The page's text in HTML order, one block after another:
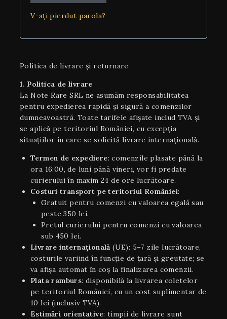
V-ați pierdut parola?
Politica de livrare și returnare
1. Politica de livrare
La Note Rare SRL ne asumăm responsabilitatea
pentru expedierea rapidă și sigură a comenzilor
dumneavoastră. Toate tarifele afișate includ TVA și
se aplică pe teritoriul României, cu excepția
situaţiilor în care se solicită livrare internaţională.
Termen de expediere: comenzile plasate până la
ora 16:00, de luni până vineri, vor fi predate
curierului în maxim 24 de ore lucrătoare.
Costuri transport pe teritoriul României:
Gratuit pentru comenzi cu valoarea egală sau
peste 350 lei.
Pretul curierului pentru comenzi cu valoarea
sub 450 lei.
Livrare internaţională (UE): 5–7 zile lucrătoare,
costurile variind în funcție de țară și greutate; se
va afișa automat în coș la finalizarea comenzii.
Plata ramburs: disponibilă la livrarea coletelor
pe teritoriul României, cu un cost suplimentar de
10 lei (inclusiv TVA).
Estimări orientative: timpii de livrare sunt